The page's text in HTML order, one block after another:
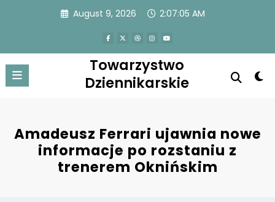
August 9, 2026 2:07:05 AM
Towarzystwo
Dziennikarskie
Amadeusz Ferrari ujawnia nowe
informacje po rozstaniu z
trenerem Oknińskim